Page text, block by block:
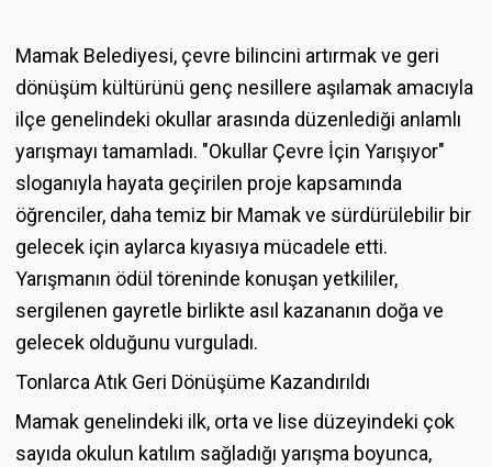
Mamak Belediyesi, çevre bilincini artırmak ve geri
dönüşüm kültürünü genç nesillere aşılamak amacıyla
ilçe genelindeki okullar arasında düzenlediği anlamlı
yarışmayı tamamladı. "Okullar Çevre İçin Yarışıyor"
sloganıyla hayata geçirilen proje kapsamında
öğrenciler, daha temiz bir Mamak ve sürdürülebilir bir
gelecek için aylarca kıyasıya mücadele etti.
Yarışmanın ödül töreninde konuşan yetkililer,
sergilenen gayretle birlikte asıl kazananın doğa ve
gelecek olduğunu vurguladı.
Tonlarca Atık Geri Dönüşüme Kazandırıldı
Mamak genelindeki ilk, orta ve lise düzeyindeki çok
sayıda okulun katılım sağladığı yarışma boyunca,